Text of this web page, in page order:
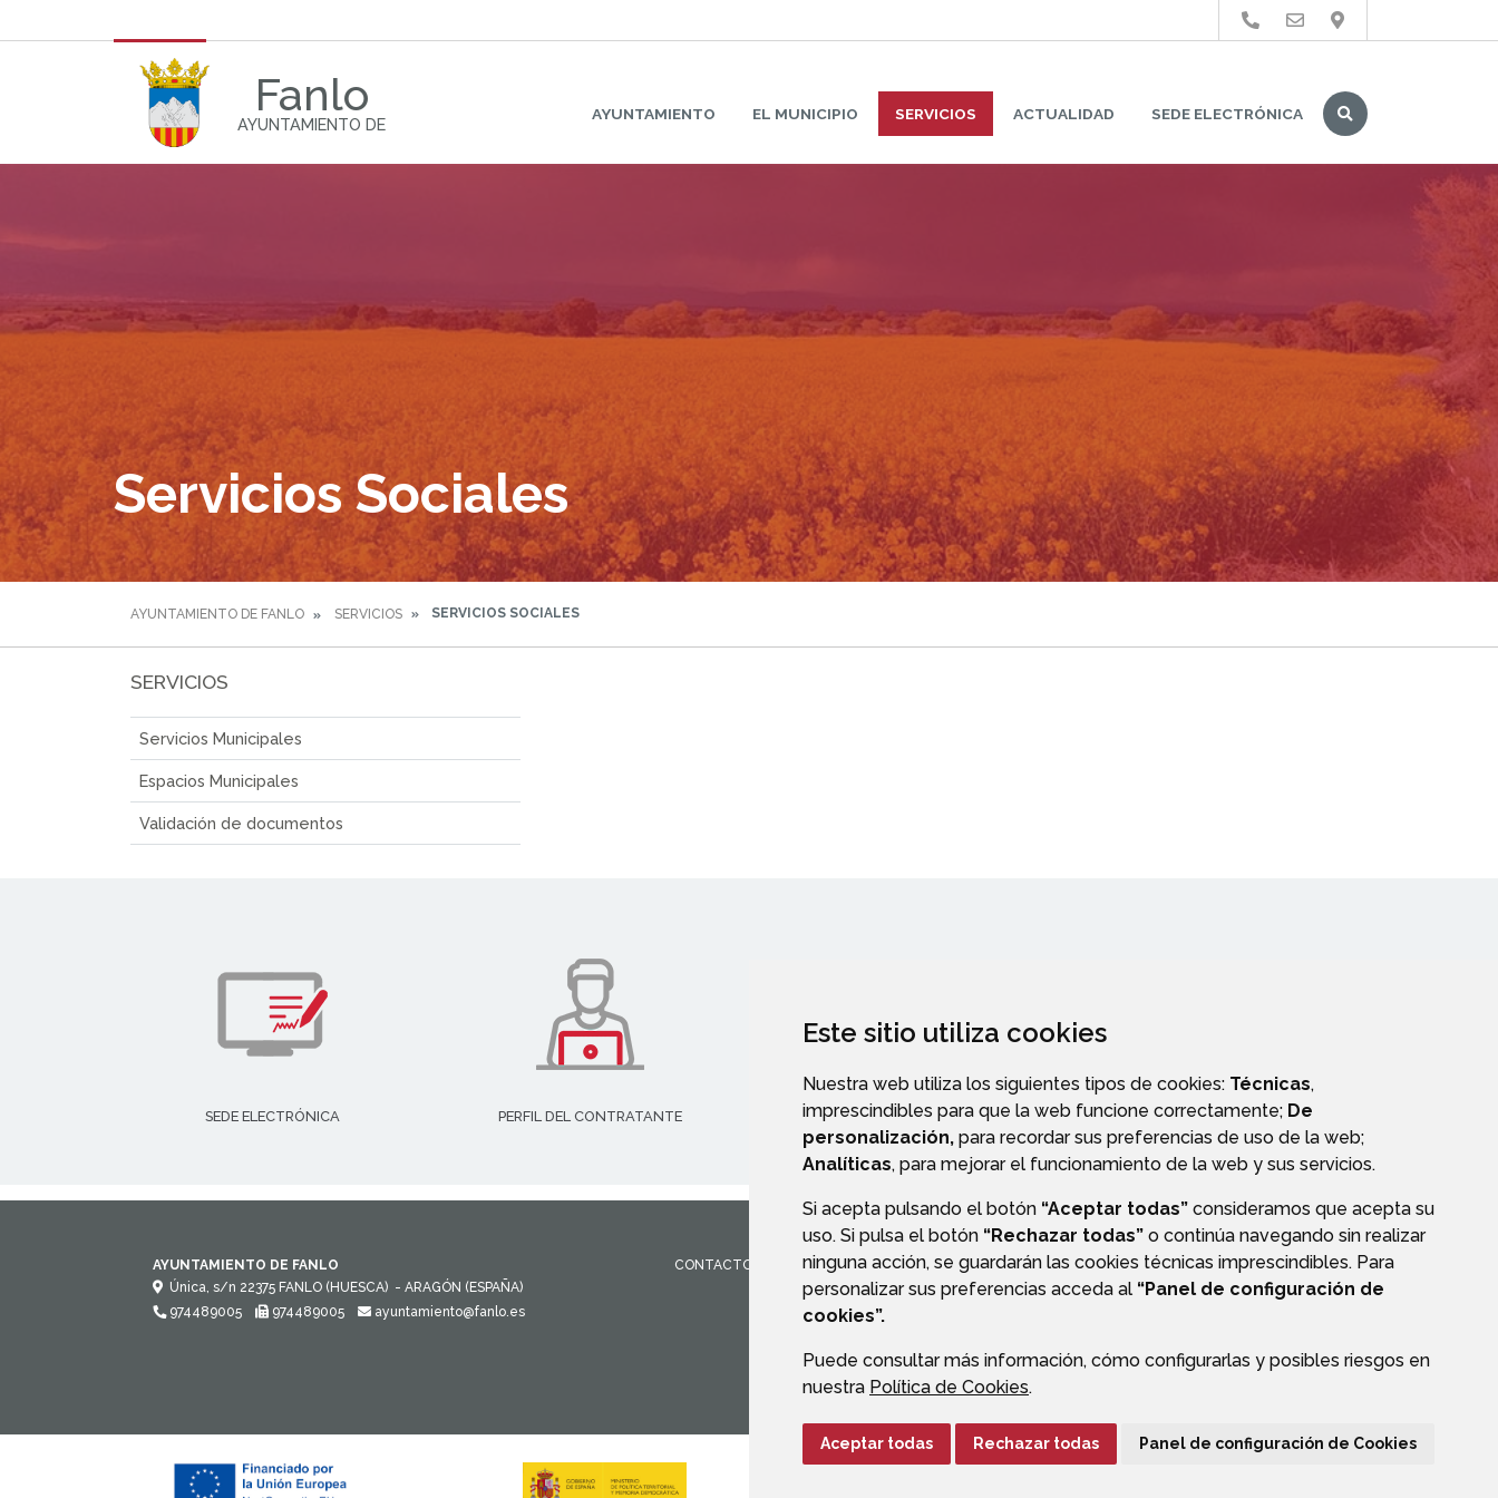
Este sitio utiliza cookies
Nuestra web utiliza los siguientes tipos de cookies: Técnicas,
imprescindibles para que la web funcione correctamente; De
personalización, para recordar sus preferencias de uso de la web;
Analíticas, para mejorar el funcionamiento de la web y sus servicios.
Si acepta pulsando el botón “Aceptar todas” consideramos que acepta su
uso. Si pulsa el botón “Rechazar todas” o continúa navegando sin realizar
ninguna acción, se guardarán las cookies técnicas imprescindibles. Para
personalizar sus preferencias acceda al “Panel de configuración de
cookies”.
Puede consultar más información, cómo configurarlas y posibles riesgos en
nuestra Política de Cookies.
Aceptar todas Rechazar todas Panel de configuración de Cookies
Fanlo
AYUNTAMIENTO DE
AYUNTAMIENTO EL MUNICIPIO SERVICIOS ACTUALIDAD SEDE ELECTRÓNICA
Buscar
Servicios Sociales
AYUNTAMIENTO DE FANLO SERVICIOS SERVICIOS SOCIALES
SERVICIOS
Servicios Municipales
Espacios Municipales
Validación de documentos
SEDE ELECTRÓNICA PERFIL DEL CONTRATANTE VALIDACIÓN DE DOCUMENTOS TRANSPARENCIA
AYUNTAMIENTO DE FANLO
Única, s/n 22375 FANLO (HUESCA) - ARAGÓN (ESPAÑA)
974489005
974489005 ayuntamiento@fanlo.es
CONTACTO MAPA WEB AVISO LEGAL PROTECCIÓN DE DATOS ACCESIBILIDAD POLÍTICA DE COOKIES